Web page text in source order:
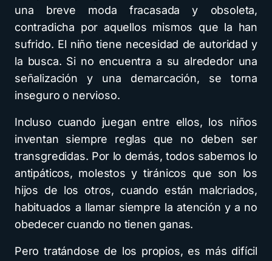
una breve moda fracasada y obsoleta,
contradicha por aquellos mismos que la han
sufrido. El niño tiene necesidad de autoridad y
la busca. Si no encuentra a su alrededor una
señalización y una demarcación, se torna
inseguro o nervioso.
Incluso cuando juegan entre ellos, los niños
inventan siempre reglas que no deben ser
transgredidas. Por lo demás, todos sabemos lo
antipáticos, molestos y tiránicos que son los
hijos de los otros, cuando están malcriados,
habituados a llamar siempre la atención y a no
obedecer cuando no tienen ganas.
Pero tratándose de los propios, es más difícil